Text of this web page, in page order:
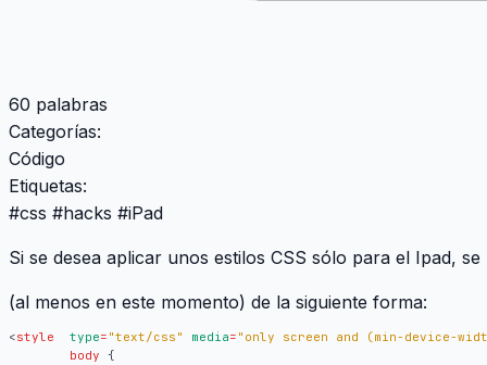
60 palabras
Categorías:
Código
Etiquetas:
#css #hacks #iPad
Si se desea aplicar unos estilos CSS sólo para el Ipad,
(al menos en este momento) de la siguiente forma:
<style type= "text/css" media= "only screen and (min-device-
body {